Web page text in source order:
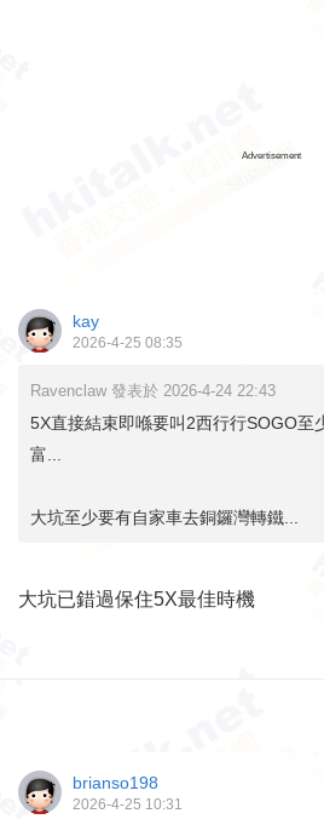
Advertisement
kay
2026-4-25 08:35
Ravenclaw 發表於 2026-4-24 22:43
5X直接結束即喺要叫2西行行SOGO至
富...
大坑至少要有自家車去銅鑼灣轉鐵...
大坑已錯過保住5X最佳時機
brianso198
2026-4-25 10:31